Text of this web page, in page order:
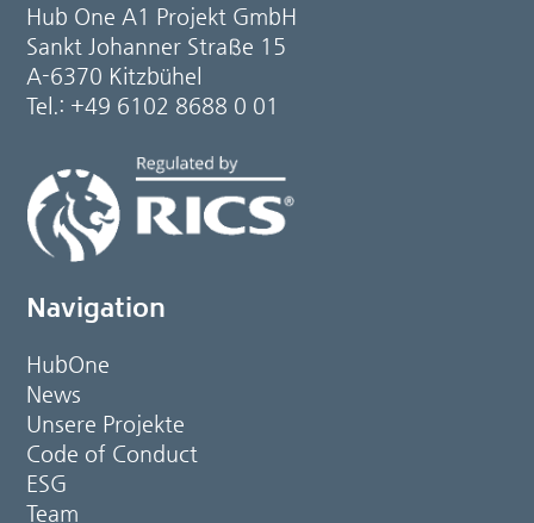
Hub One A1 Projekt GmbH
Sankt Johanner Straße 15
A-6370 Kitzbühel
Tel.: +49 6102 8688 0 01
Navigation
HubOne
News
Unsere Projekte
Code of Conduct
ESG
Team